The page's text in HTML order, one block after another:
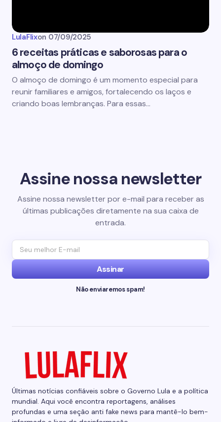
LulaFlixon 07/09/2025
6 receitas práticas e saborosas para o
almoço de domingo
O almoço de domingo é um momento especial para
reunir familiares e amigos, fortalecendo os laços e
criando boas lembranças. Para essas…
Assine nossa newsletter
Assine nossa newsletter por e-mail para receber as
últimas publicações diretamente na sua caixa de
entrada.
Assinar
Não enviaremos spam!
Últimas notícias confiáveis sobre o Governo Lula e a política
mundial. Aqui você encontra reportagens, análises
profundas e uma seção anti fake news para mantê-lo bem-